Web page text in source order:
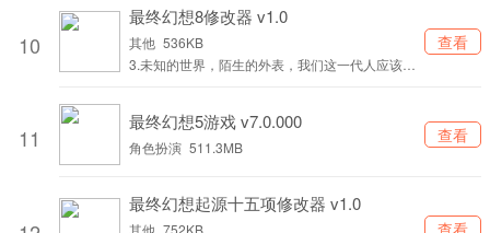
老玩家再次体验到《最终幻想3 Final Fantasy III》
10
最终幻想8修改器 v1.0
其他 536KB
3.未知的世界，陌生的外表，我们这一代人应该敢
查看
11
最终幻想5游戏 v7.0.000
角色扮演 511.3MB
查看
最终幻想起源十五项修改器 v1.0
其他 752KB 查看